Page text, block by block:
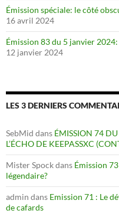
Émission spéciale: le côté
16 avril 2024
Émission 83 du 5 janvier
12 janvier 2024
LES 3 DERNIERS
SebMid dans ÉMISSION 74
L’ÉCHO DE KEEPASSXC
Mister Spockdans Émission
légendaire?
admin dans Emission 71 : Le
de cafards